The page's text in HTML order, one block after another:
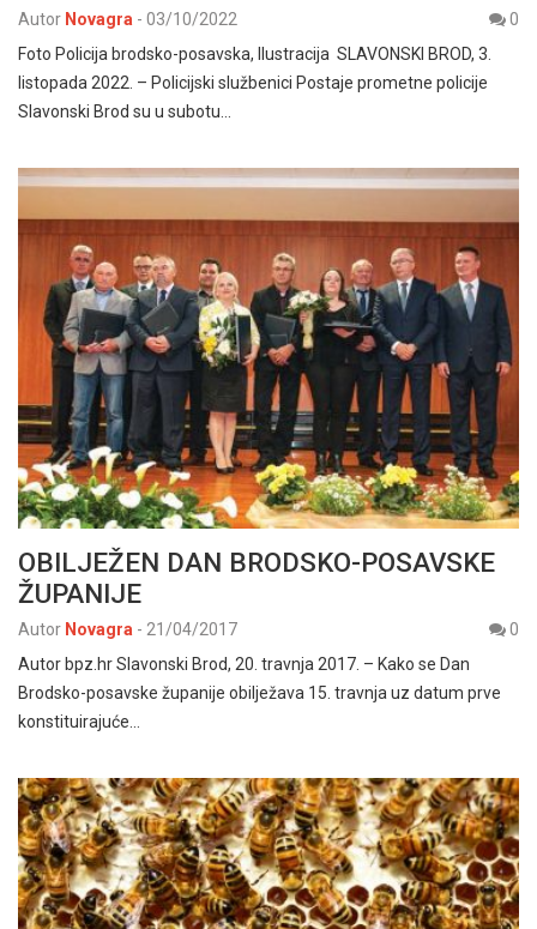
Autor Novagra - 03/10/2022
0
Foto Policija brodsko-posavska, Ilustracija SLAVONSKI BROD, 3.
listopada 2022. – Policijski službenici Postaje prometne policije
Slavonski Brod su u subotu…
OBILJEŽEN DAN BRODSKO-POSAVSKE
ŽUPANIJE
Autor Novagra - 21/04/2017
0
Autor bpz.hr Slavonski Brod, 20. travnja 2017. – Kako se Dan
Brodsko-posavske županije obilježava 15. travnja uz datum prve
konstituirajuće…